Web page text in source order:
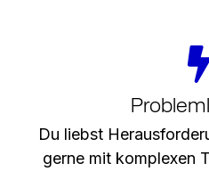
Du liebst
gerne mit komplexen